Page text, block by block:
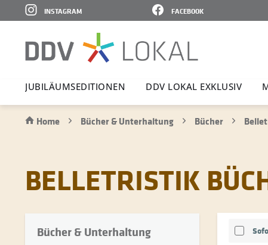
FACEBOOK
INSTAGRAM
JUBI­LÄ­UMS­E­DI­TIONEN DDV LOKAL EXKLUSIV
Home Bücher & Unterhaltung Bücher
BELLETRISTIK
Bücher & Unterhaltung